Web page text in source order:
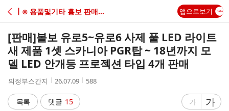
C
A
┃⊙ 용품및기타 홍보 판매/구매 앱으로보기
[판매]볼보 유로5~유로6 사제 풀 LED 라이트
새 제품 1셋 스카니아 PGR탑 ~ 18년까지 모
델 LED 안개등 프로젝션 타입 4개 판매
작
자
의정부스간지
작
시
간
26.07.09
조
588
목록 댓글 15
글
가
글
가